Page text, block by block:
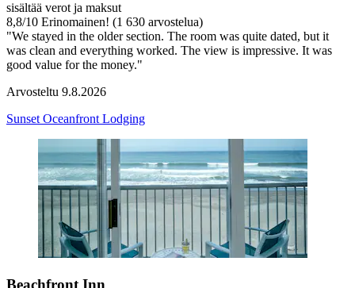
sisältää verot ja maksut
8,8/10 Erinomainen! (1 630 arvostelua)
"We stayed in the older section. The room was quite dated, but it
was clean and everything worked. The view is impressive. It was
good value for the money."
Arvosteltu 9.8.2026
Sunset Oceanfront Lodging
Beachfront Inn